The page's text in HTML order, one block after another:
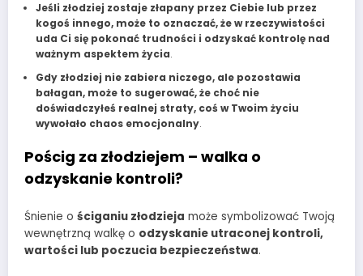
Jeśli złodziej zostaje złapany przez Ciebie lub przez
kogoś innego, może to oznaczać, że w rzeczywistości
uda Ci się pokonać trudności i odzyskać kontrolę nad
ważnym aspektem życia.
Gdy złodziej nie zabiera niczego, ale pozostawia
bałagan, może to sugerować, że choć nie
doświadczyłeś realnej straty, coś w Twoim życiu
wywołało chaos emocjonalny.
Pościg za złodziejem – walka o
odzyskanie kontroli?
Śnienie o ściganiu złodzieja może symbolizować Twoją
wewnętrzną walkę o odzyskanie utraconej kontroli,
wartości lub poczucia bezpieczeństwa.